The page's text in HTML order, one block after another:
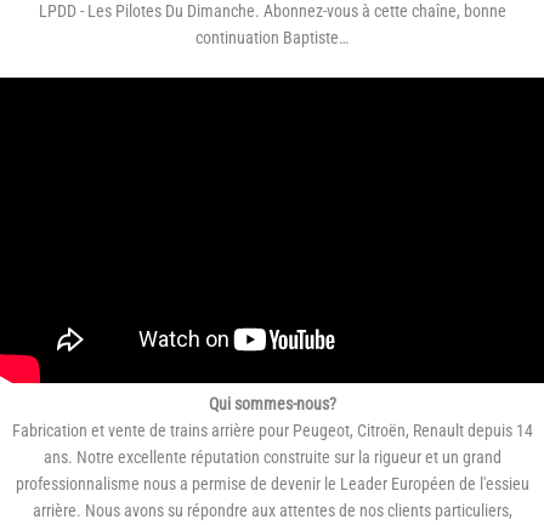
LPDD - Les Pilotes Du Dimanche. Abonnez-vous à cette chaîne, bonne
continuation Baptiste…
Qui sommes-nous?
Fabrication et vente de trains arrière pour Peugeot, Citroën, Renault depuis 14
ans. Notre excellente réputation construite sur la rigueur et un grand
professionnalisme nous a permise de devenir le Leader Européen de l'essieu
arrière. Nous avons su répondre aux attentes de nos clients particuliers,